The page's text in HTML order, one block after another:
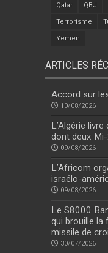
Qatar QBJ
Terrorisme
Yemen
ARTICLES
Accord sur
10/08/2026
L’Algérie
dont deux
09/08/2026
L’Africom
israélo-
09/08/2026
Le S8000
qui brouille la
missile de
30/07/2026